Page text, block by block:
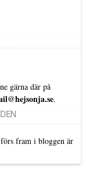
gärna där på
.
fram i bloggen är